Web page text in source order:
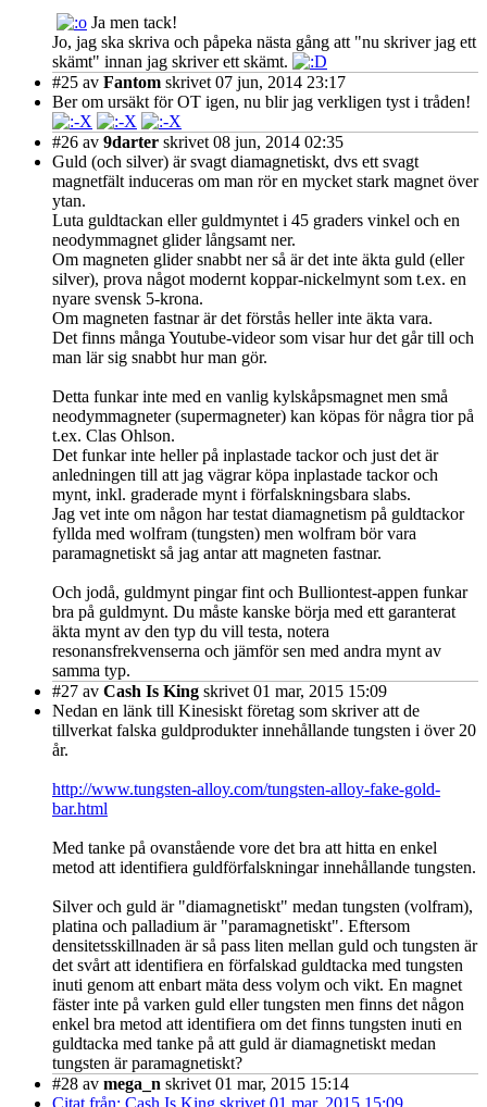
Ja men tack!
Jo, jag ska skriva och påpeka nästa gång att "nu skriver jag ett
skämt" innan jag skriver ett skämt.
#25 av Fantom skrivet 07 jun, 2014 23:17
Ber om ursäkt för OT igen, nu blir jag verkligen tyst i tråden!
#26 av 9darter skrivet 08 jun, 2014 02:35
Guld (och silver) är svagt diamagnetiskt, dvs ett svagt
magnetfält induceras om man rör en mycket stark magnet över
ytan.
Luta guldtackan eller guldmyntet i 45 graders vinkel och en
neodymmagnet glider långsamt ner.
Om magneten glider snabbt ner så är det inte äkta guld (eller
silver), prova något modernt koppar-nickelmynt som t.ex. en
nyare svensk 5-krona.
Om magneten fastnar är det förstås heller inte äkta vara.
Det finns många Youtube-videor som visar hur det går till och
man lär sig snabbt hur man gör.
Detta funkar inte med en vanlig kylskåpsmagnet men små
neodymmagneter (supermagneter) kan köpas för några tior på
t.ex. Clas Ohlson.
Det funkar inte heller på inplastade tackor och just det är
anledningen till att jag vägrar köpa inplastade tackor och
mynt, inkl. graderade mynt i förfalskningsbara slabs.
Jag vet inte om någon har testat diamagnetism på guldtackor
fyllda med wolfram (tungsten) men wolfram bör vara
paramagnetiskt så jag antar att magneten fastnar.
Och jodå, guldmynt pingar fint och Bulliontest-appen funkar
bra på guldmynt. Du måste kanske börja med ett garanterat
äkta mynt av den typ du vill testa, notera
resonansfrekvenserna och jämför sen med andra mynt av
samma typ.
#27 av Cash Is King skrivet 01 mar, 2015 15:09
Nedan en länk till Kinesiskt företag som skriver att de
tillverkat falska guldprodukter innehållande tungsten i över 20
år.
http://www.tungsten-alloy.com/tungsten-alloy-fake-gold-
bar.html
Med tanke på ovanstående vore det bra att hitta en enkel
metod att identifiera guldförfalskningar innehållande tungsten.
Silver och guld är "diamagnetiskt" medan tungsten (volfram),
platina och palladium är "paramagnetiskt". Eftersom
densitetsskillnaden är så pass liten mellan guld och tungsten är
det svårt att identifiera en förfalskad guldtacka med tungsten
inuti genom att enbart mäta dess volym och vikt. En magnet
fäster inte på varken guld eller tungsten men finns det någon
enkel bra metod att identifiera om det finns tungsten inuti en
guldtacka med tanke på att guld är diamagnetiskt medan
tungsten är paramagnetiskt?
#28 av mega_n skrivet 01 mar, 2015 15:14
Citat från: Cash Is King skrivet 01 mar, 2015 15:09